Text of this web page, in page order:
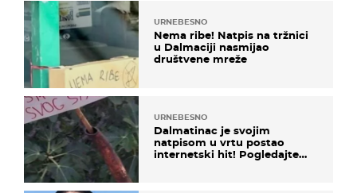
URNEBESNO
Nema ribe! Natpis na tržnici
u Dalmaciji nasmijao
društvene mreže
URNEBESNO
Dalmatinac je svojim
natpisom u vrtu postao
internetski hit! Pogledajte